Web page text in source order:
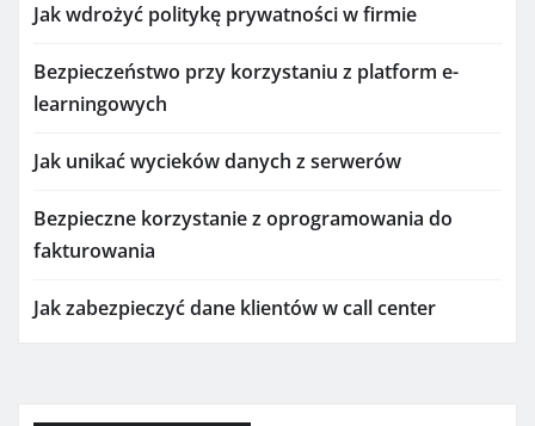
Jak wdrożyć politykę prywatności w firmie
Bezpieczeństwo przy korzystaniu z platform e-
learningowych
Jak unikać wycieków danych z serwerów
Bezpieczne korzystanie z oprogramowania do
fakturowania
Jak zabezpieczyć dane klientów w call center